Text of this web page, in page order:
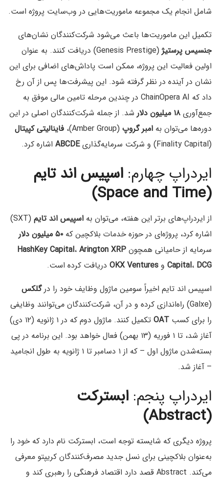
شامل انجام یک مجموعه ماموریت‌هایی در وب‌سایت پروژه‌ است.
تکمیل این ماموریت‌ها باعث می‌شود شرکت‌کنندگان نشان‌های
جنسیس پرستیژ
(Genesis Prestige) دریافت کنند. به عنوان
اولین فعالیت این پروژه، ممکن است پاداش‌های اضافی برای این
نشان در آینده در نظر گرفته شود. این پیشرفت‌ها پس از آن رخ
داد که ChainOpera AI در چندین مرحله تامین مالی موفق به
جمع‌آوری
شد. از جمله شرکت‌کنندگان اصلی در این
دوره‌ها می‌توان به امبر گروپ (Amber Group)،
فاینالیتی کپیتال
(Finality Capital) و شرکت سرمایه‌گذاری
ABCDE اشاره کرد.
ایردراپ چهارم: اسپیس ‌اند ‌تایم
(Space and Time)
از ایردراپ‌های برتر این هفته، می‌توان به اسپیس ‌اند تایم
(SXT)
اشاره کرد، پروژه‌ای در حوزه خدمات بلاکچین که ۵۰ میلیون دلار
سرمایه‌ از حامیانی همچون
، Arington XRP
Capital، DCG و OKX Ventures دریافت کرده است.
اسپیس اند تایم اخیراً سومین ماژول وظایف خود را درگلکس
(Galxe) راه‌اندازی کرده و در آن، شرکت‌کنندگان می‌توانند وظایفی
را برای کسب OAT
تکمیل کنند. ماژول دوم که در ۱ ژانویه (۱۲ دی)
آغاز شد، تا ۱ فوریه (۱۳ بهمن) فعال خواهد بود. این برنامه در پی
بسته‌شدن ماژول اول – که از ۱ دسامبر تا ۱ ژانویه به طول انجامید
– آغاز شد.
ایردراپ پنجم: ابسترکت
(Abstract)
پروژه دیگری که شایسته توجه است، ابسترکت نام دارد که خود را
به‌عنوان بلاکچینی برای نسل جدید مصرف‌کنندگان کریپتو معرفی
می‌کند. Abstract قصد دارد اقتصاد فرهنگی را رهبری کند و